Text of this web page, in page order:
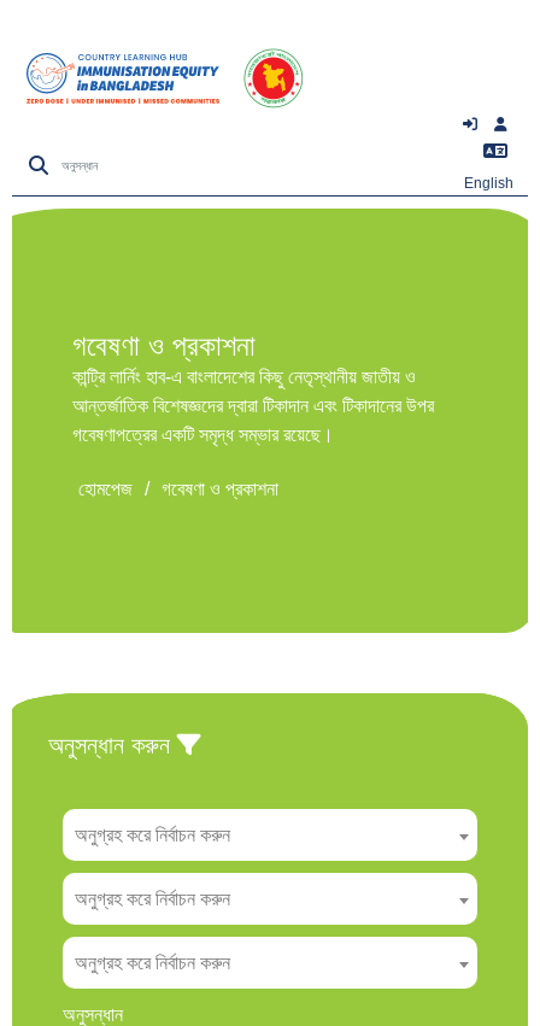
English
গবেষণা ও প্রকাশনা
কান্ট্রি লার্নিং হাব-এ বাংলাদেশের কিছু নেতৃস্থানীয় জাতীয় ও
আন্তর্জাতিক বিশেষজ্ঞদের দ্বারা টিকাদান এবং টিকাদানের উপর
গবেষণাপত্রের একটি সমৃদ্ধ সম্ভার রয়েছে।
হোমপেজ / গবেষণা ও প্রকাশনা
অনুসন্ধান করুন
অনুগ্রহ করে নির্বাচন করুন
অনুগ্রহ করে নির্বাচন করুন
অনুগ্রহ করে নির্বাচন করুন
অনুসন্ধান